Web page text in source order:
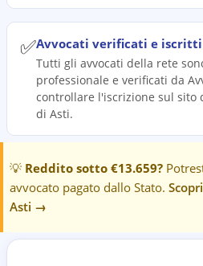
✅Avvocati verificati e
Tutti gli avvocati della rete
professionale e verificati da
controllare l'iscrizione sul sito
di Asti.
💡 Reddito sotto €13.659?
avvocato pagato dallo Stato.
Asti →